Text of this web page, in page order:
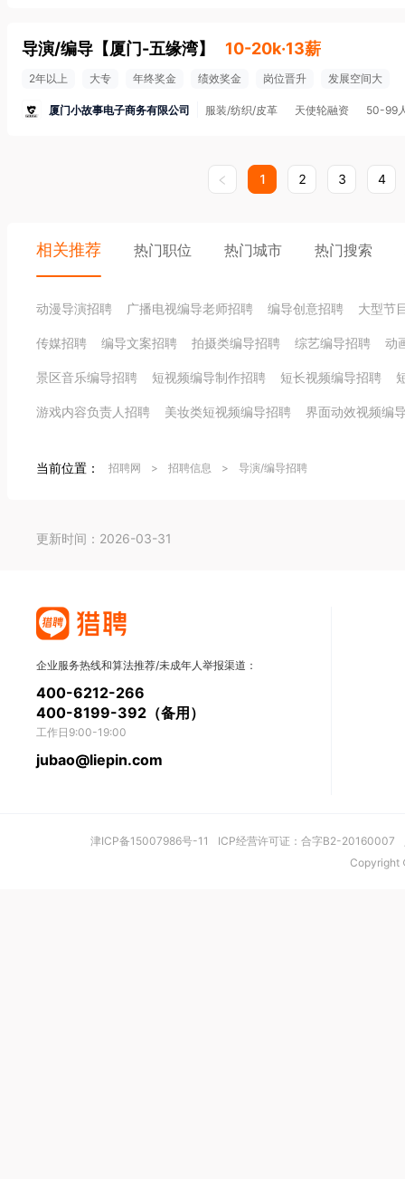
导演/编导 【厦门-五缘湾】 10-20k·13薪
2年以上 大专 年终奖金 绩效奖金 岗位晋升 发展空间大
厦门小故事电子商务有限公司 服装/纺织/皮革 天使轮融资 50-99
1 2 3 4
相关推荐 热门职位 热门城市 热门搜索
动漫导演招聘 广播电视编导老师招聘 编导创意招聘 大型节
传媒招聘 编导文案招聘 拍摄类编导招聘 综艺编导招聘 动
景区音乐编导招聘 短视频编导制作招聘 短长视频编导招聘
游戏内容负责人招聘 美妆类短视频编导招聘 界面动效视频编
当前位置： 招聘网 > 招聘信息 > 导演/编导招聘
更新时间：2026-03-31